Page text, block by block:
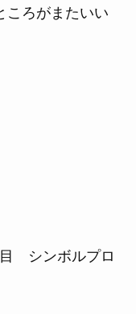
ころがまたいい
シンボルプロ